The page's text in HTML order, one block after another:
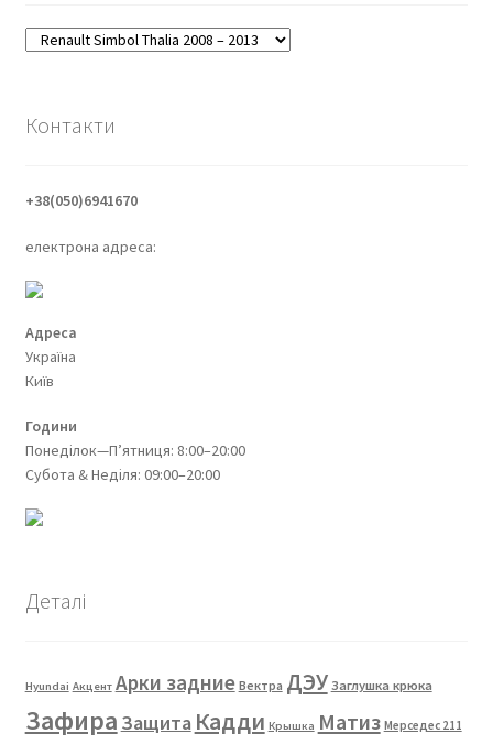
Контакти
+38(050)6941670
електрона адреса:
Адреса
Україна
Київ
Години
Понеділок—П’ятниця: 8:00–20:00
Субота & Неділя: 09:00–20:00
Деталі
Hyundai Акцент Арки задние Вектра ДЭУ Заглушка крюка
Зафира Защита Кадди Крышка Матиз Мерседес 211